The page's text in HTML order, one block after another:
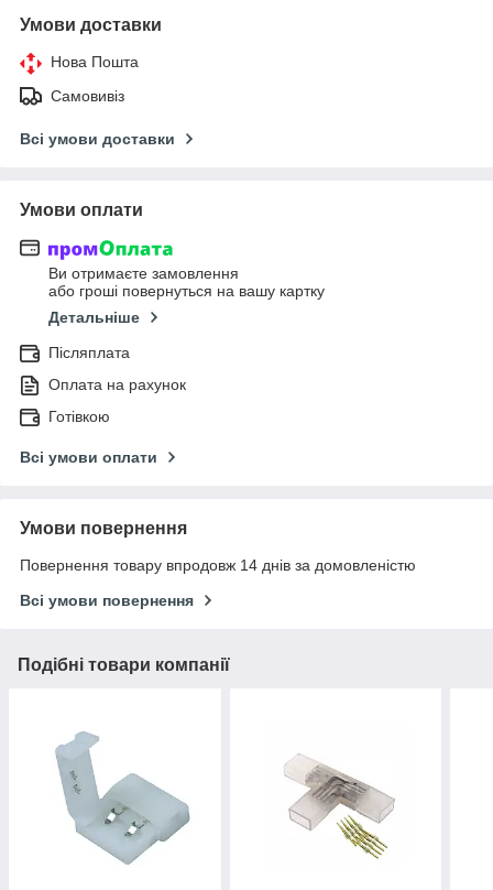
Умови доставки
Нова Пошта
Самовивіз
Всі умови доставки
Умови оплати
Ви отримаєте замовлення
або гроші повернуться на вашу картку
Детальніше
Післяплата
Оплата на рахунок
Готівкою
Всі умови оплати
Умови повернення
Повернення товару впродовж 14 днів за домовленістю
Всі умови повернення
Подібні товари компанії